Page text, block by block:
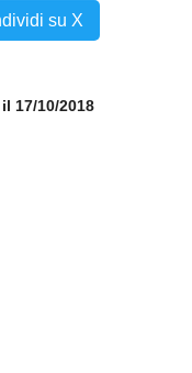
su X
il 17/10/2018